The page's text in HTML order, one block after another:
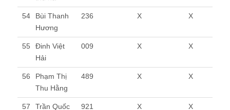
54
Bùi Thanh
Hương
236 X X
55
Đinh Việt
Hải
009 X X
56
Phạm Thị
Thu Hằng
489 X X
57
Trần Quốc
921 X X